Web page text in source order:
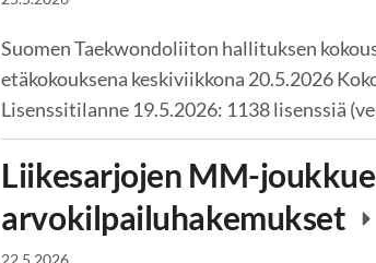
Suomen Taekwondoliiton hallituksen
etäkokouksena keskiviikkona 20.5.2026
Lisenssitilanne 19.5.2026: 1138 lisenssiä
Liikesarjojen MM-
arvokilpailuhakemukset